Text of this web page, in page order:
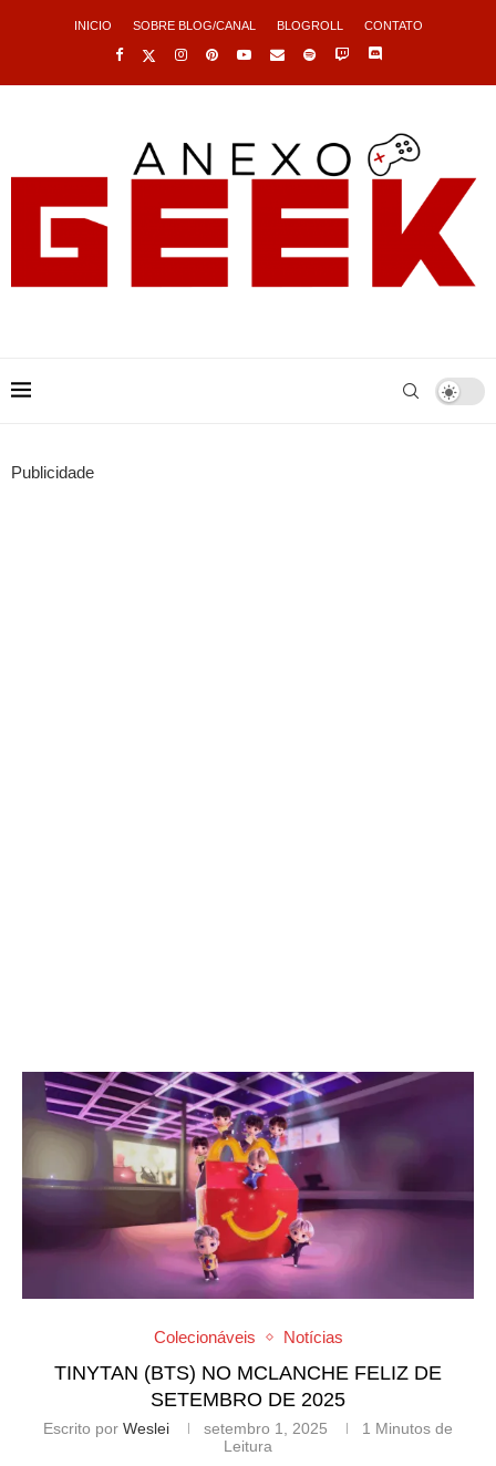
INICIO SOBRE BLOG/CANAL BLOGROLL CONTATO
Publicidade
Colecionáveis Notícias
TINYTAN (BTS) NO MCLANCHE FELIZ DE
SETEMBRO DE 2025
Escrito por Weslei setembro 1, 2025
1 Minutos de
Leitura